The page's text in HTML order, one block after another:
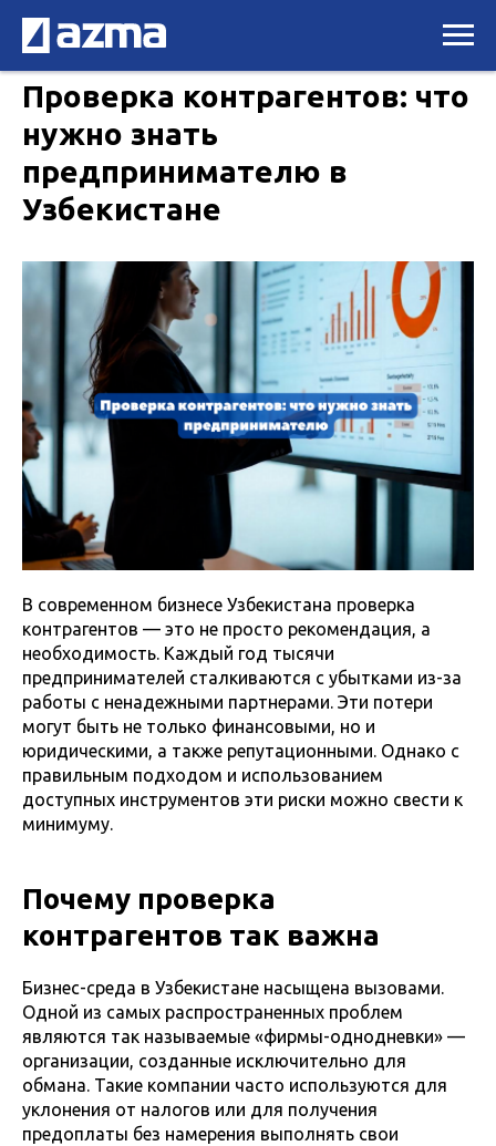
Проверка контрагентов: что
нужно знать
предпринимателю в
Узбекистане
В современном бизнесе Узбекистана проверка
контрагентов — это не просто рекомендация, а
необходимость. Каждый год тысячи
предпринимателей сталкиваются с убытками из-за
работы с ненадежными партнерами. Эти потери
могут быть не только финансовыми, но и
юридическими, а также репутационными. Однако с
правильным подходом и использованием
доступных инструментов эти риски можно свести к
минимуму.
Почему проверка
контрагентов так важна
Бизнес-среда в Узбекистане насыщена вызовами.
Одной из самых распространенных проблем
являются так называемые «фирмы-однодневки» —
организации, созданные исключительно для
обмана. Такие компании часто используются для
уклонения от налогов или для получения
предоплаты без намерения выполнять свои